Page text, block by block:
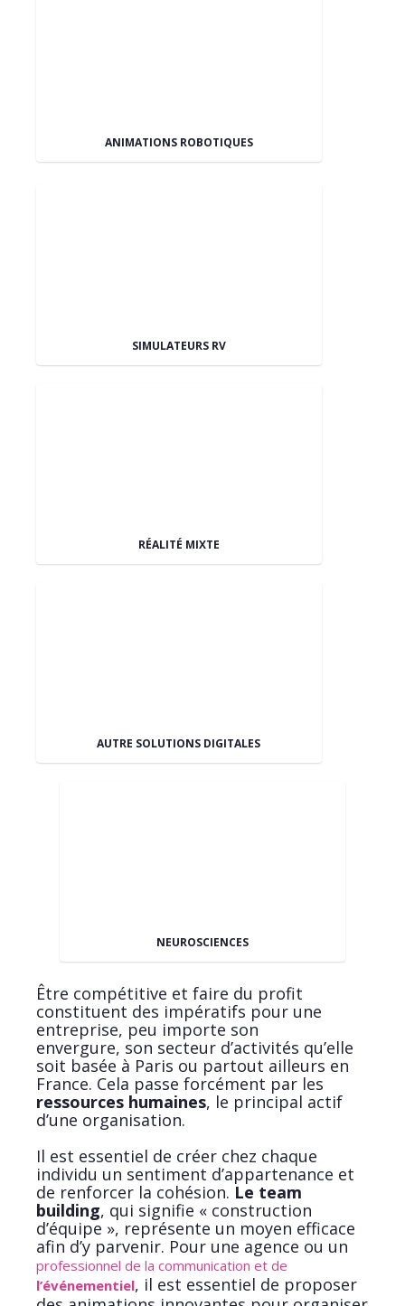
ANIMATIONS ROBOTIQUES
SIMULATEURS RV
RÉALITÉ MIXTE
AUTRE SOLUTIONS DIGITALES
NEUROSCIENCES
Être compétitive et faire du profit
constituent des impératifs pour une
entreprise, peu importe son
envergure, son secteur d’activités qu’elle
soit basée à Paris ou partout ailleurs en
France. Cela passe forcément par les
ressources humaines, le principal actif
d’une organisation.
Il est essentiel de créer chez chaque
individu un sentiment d’appartenance et
de renforcer la cohésion. Le team
building, qui signifie « construction
d’équipe », représente un moyen efficace
afin d’y parvenir. Pour une agence ou un
professionnel de la communication et de
l’événementiel, il est essentiel de proposer